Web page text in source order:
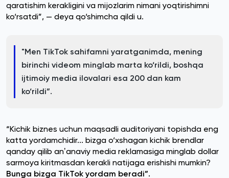
qaratishim kerakligini va mijozlarim nimani yoqtirishimni
ko‘rsatdi”, — deya qo‘shimcha qildi u.
"Men TikTok sahifamni yaratganimda, mening
birinchi videom minglab marta ko‘rildi, boshqa
ijtimoiy media ilovalari esa 200 dan kam
ko‘rildi”.
“Kichik biznes uchun maqsadli auditoriyani topishda eng
katta yordamchidir... bizga o‘xshagan kichik brendlar
qanday qilib anʼanaviy media reklamasiga minglab dollar
sarmoya kiritmasdan kerakli natijaga erishishi mumkin?
Bunga bizga TikTok yordam beradi”.